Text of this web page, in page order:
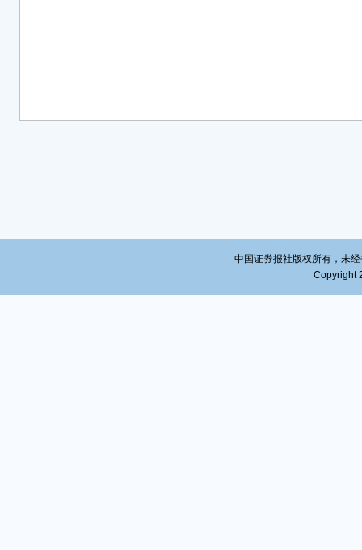
中国证券报社版权所有，未
Copyright